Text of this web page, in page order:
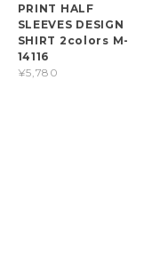
PRINT HALF
SLEEVES DESIGN
SHIRT 2colors M-
14116
¥5,780